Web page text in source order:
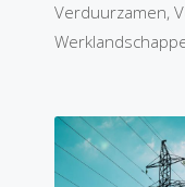
Verduurzamen,